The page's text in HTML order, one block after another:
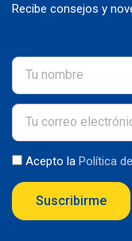
Recibe consejos y
Acepto la Política
Suscribirme